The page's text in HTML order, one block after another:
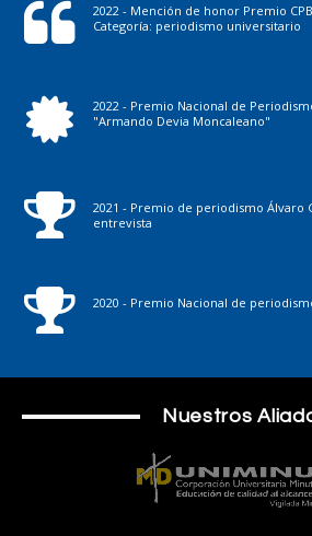
2022 - Mención de honor Premio
Categoría: periodismo universitario
2022 - Premio Nacional de
"Armando Devia Moncaleano"
2021 - Premio de periodismo Álvaro
entrevista
2020 - Premio Nacional de
Nuestros